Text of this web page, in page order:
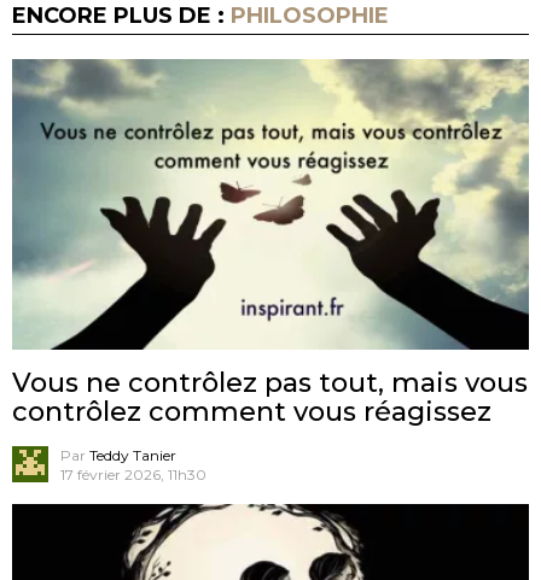
ENCORE PLUS DE : PHILOSOPHIE
Vous ne contrôlez pas tout, mais vous
contrôlez comment vous réagissez
Par Teddy Tanier
17 février 2026, 11h30